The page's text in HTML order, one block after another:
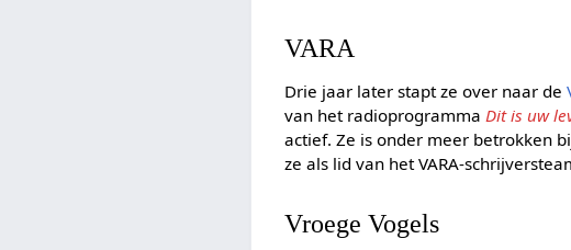
VARA
Drie jaar later stapt ze over naar de
van het radioprogramma Dit is uw
actief. Ze is onder meer betrokken
ze als lid van het VARA-
Vroege Vogels